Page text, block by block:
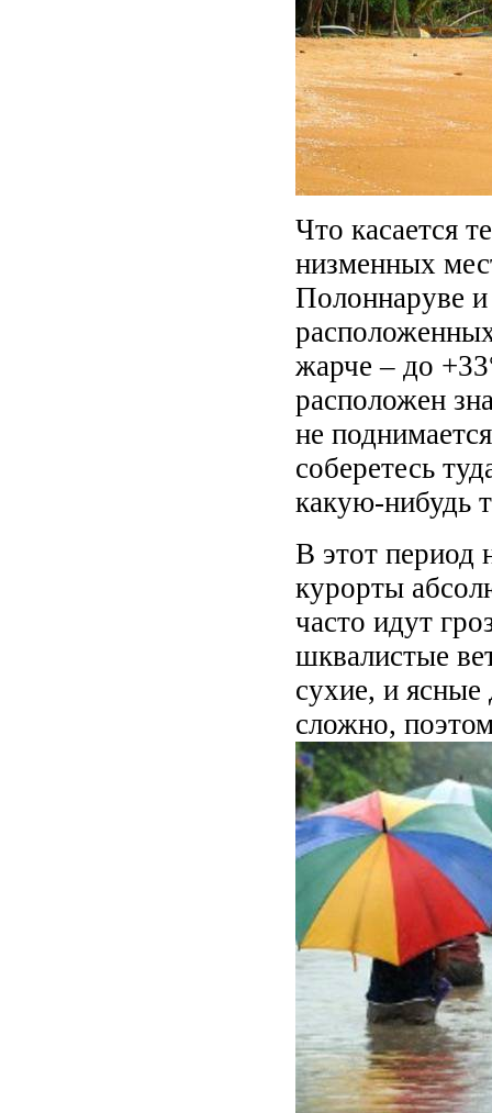
Что касается
низменных
Полоннаруве
жарче – до
расположен
не
соберетесь
какую-нибудь
В этот период
курорты
часто идут
шквалистые
сухие, и ясные
сложно,